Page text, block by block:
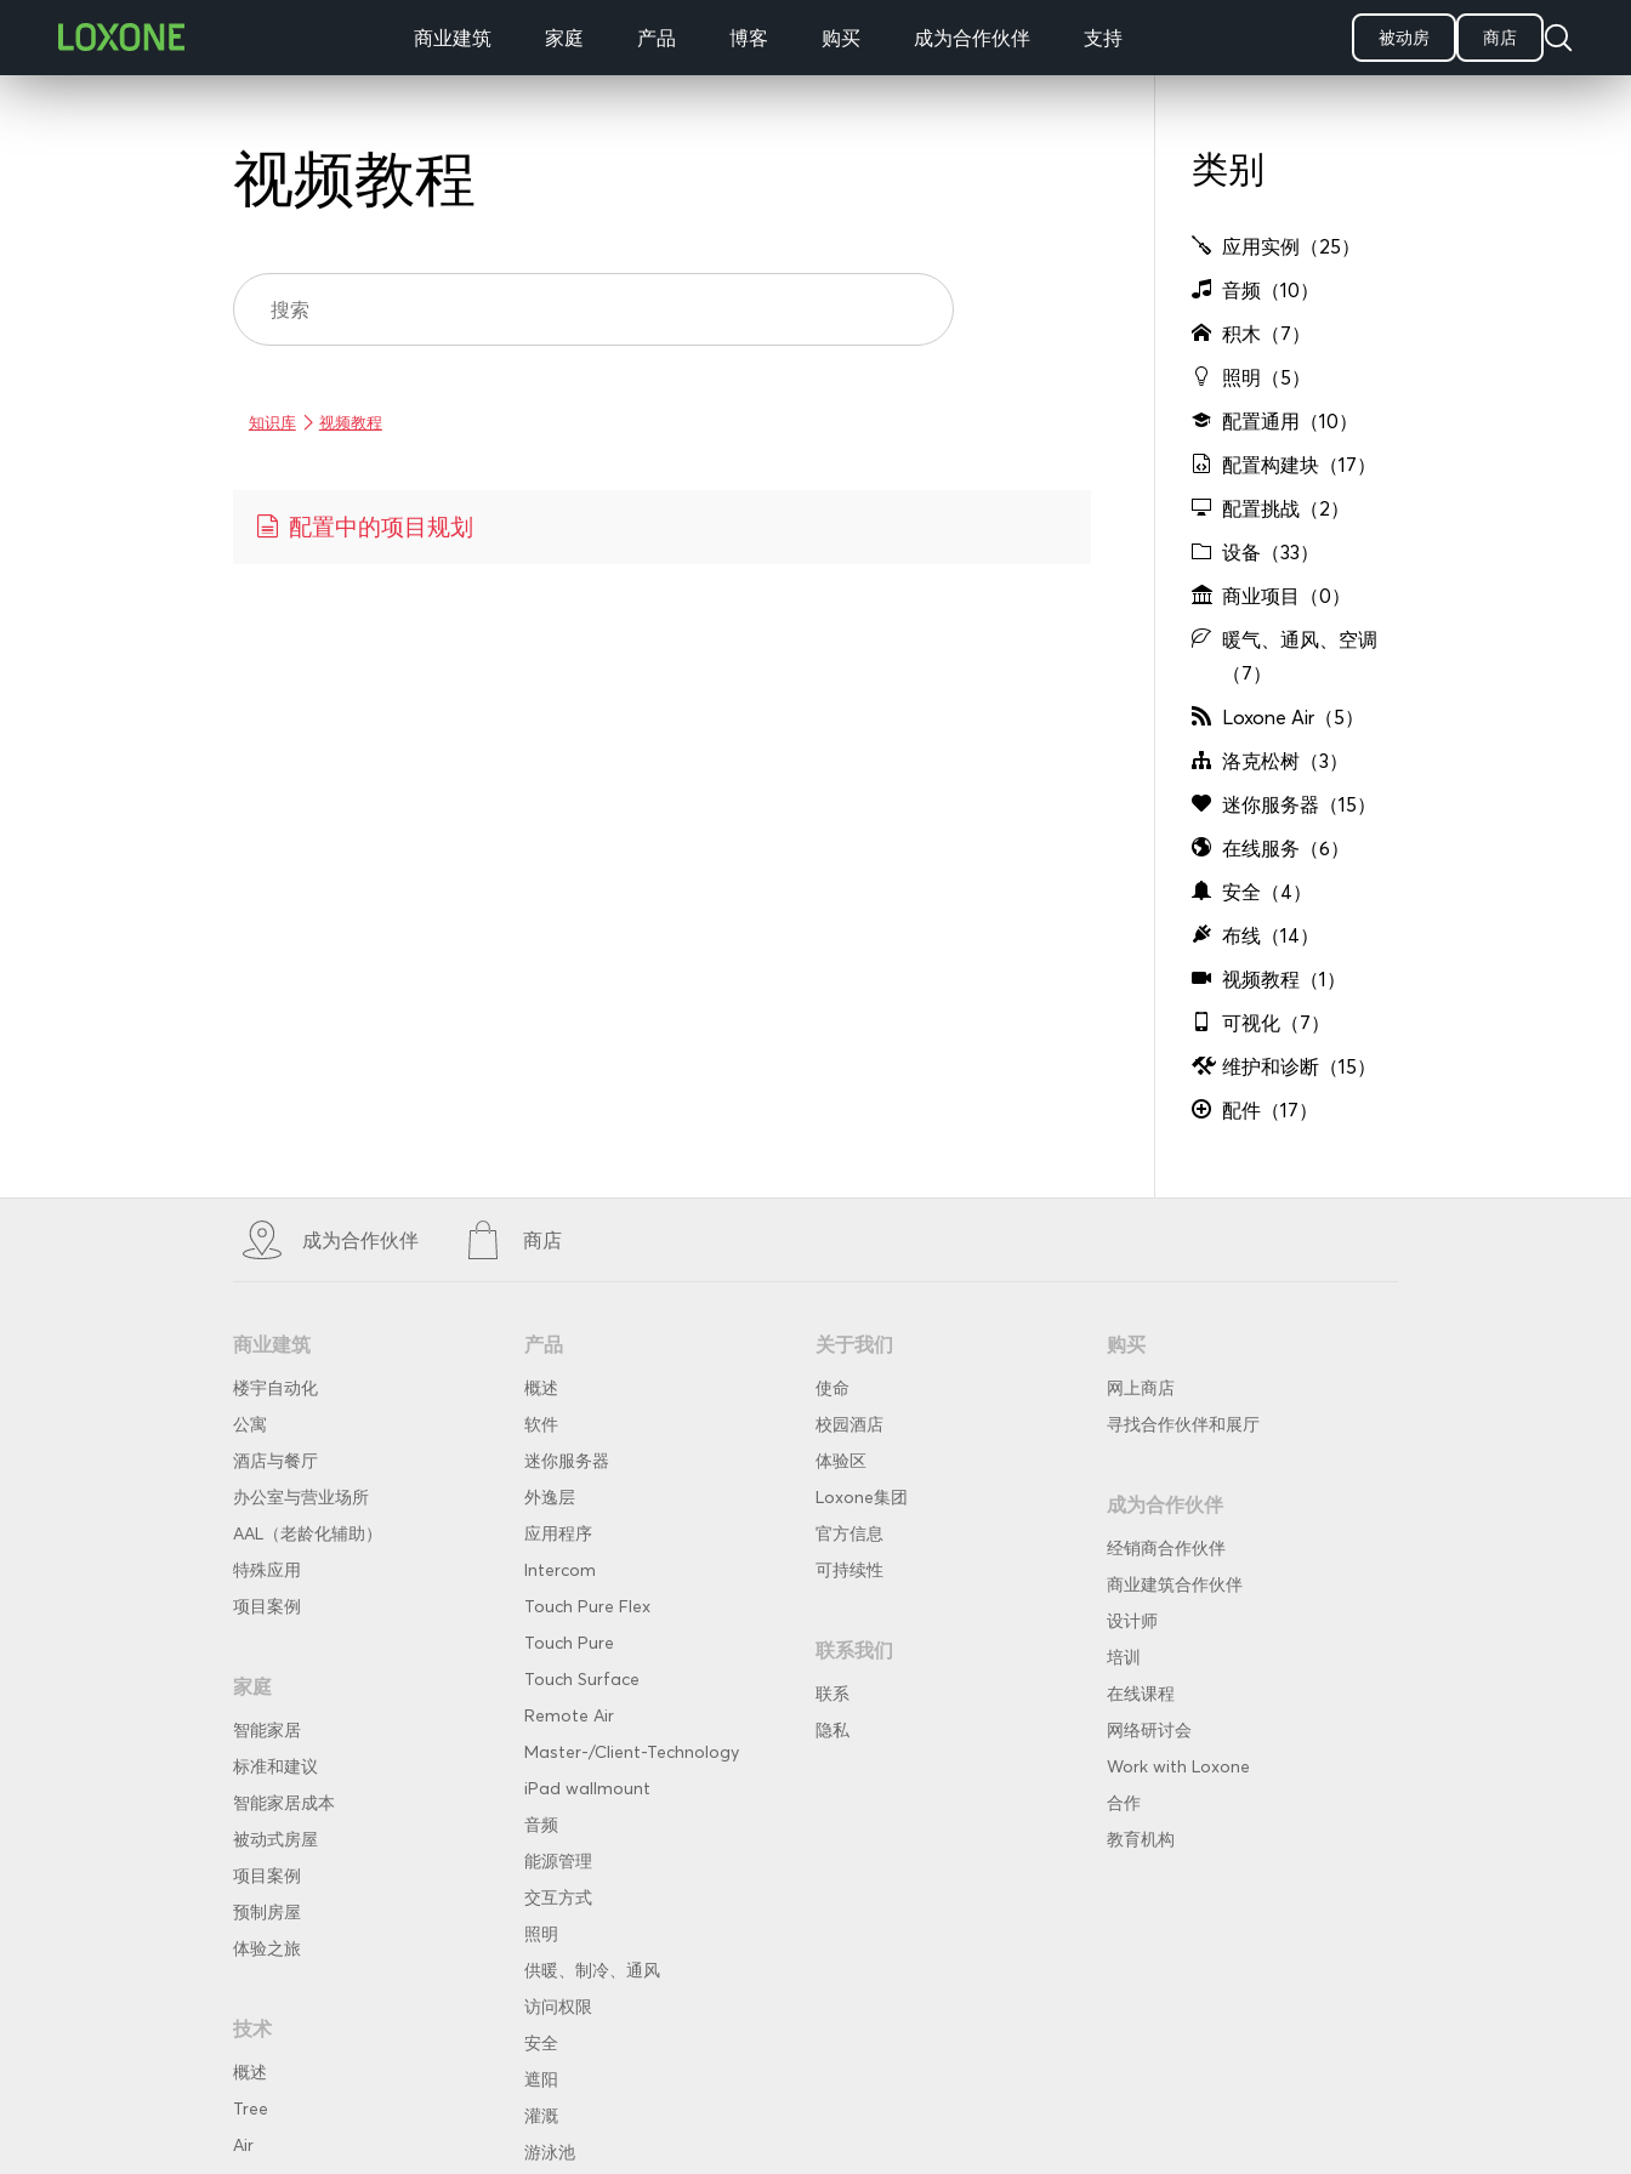
商业建筑 家庭 产品 博客 购买 成为合作伙伴 支持 被动房 商店
视频教程
知识库 视频教程
配置中的项目规划
类别
应用实例（25）
音频（10）
积木（7）
照明（5）
配置通用（10）
配置构建块（17）
配置挑战（2）
设备（33）
商业项目（0）
暖气、通风、空调
（7）
Loxone Air（5）
洛克松树（3）
迷你服务器（15）
在线服务（6）
安全（4）
布线（14）
视频教程（1）
可视化（7）
维护和诊断（15）
配件（17）
成为合作伙伴 商店
商业建筑
楼宇自动化
公寓
酒店与餐厅
办公室与营业场所
AAL（老龄化辅助）
特殊应用
项目案例
家庭
智能家居
标准和建议
智能家居成本
被动式房屋
项目案例
预制房屋
体验之旅
技术
概述
Tree
Air
产品
概述
软件
迷你服务器
外逸层
应用程序
Intercom
Touch Pure Flex
Touch Pure
Touch Surface
Remote Air
Master-/Client-Technology
iPad wallmount
音频
能源管理
交互方式
照明
供暖、制冷、通风
访问权限
安全
遮阳
灌溉
游泳池
关于我们
使命
校园酒店
体验区
Loxone集团
官方信息
可持续性
联系我们
联系
隐私
购买
网上商店
寻找合作伙伴和展厅
成为合作伙伴
经销商合作伙伴
商业建筑合作伙伴
设计师
培训
在线课程
网络研讨会
Work with Loxone
合作
教育机构